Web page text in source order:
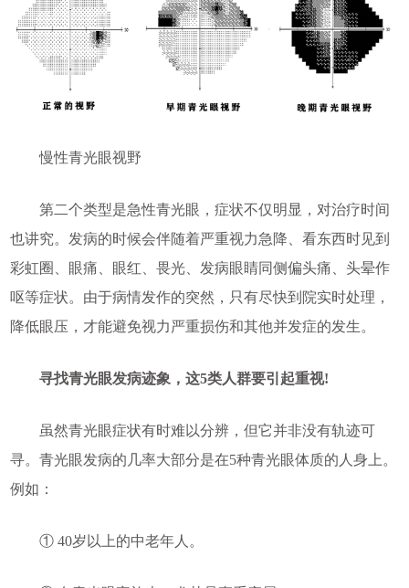
慢性青光眼视野
第二个类型是急性青光眼，症状不仅明显，对治疗时间
也讲究。发病的时候会伴随着严重视力急降、看东西时见到
彩虹圈、眼痛、眼红、畏光、发病眼睛同侧偏头痛、头晕作
呕等症状。由于病情发作的突然，只有尽快到院实时处理，
降低眼压，才能避免视力严重损伤和其他并发症的发生。
寻找青光眼发病迹象，这5类人群要引起重视!
虽然青光眼症状有时难以分辨，但它并非没有轨迹可
寻。青光眼发病的几率大部分是在5种青光眼体质的人身上。
例如：
① 40岁以上的中老年人。